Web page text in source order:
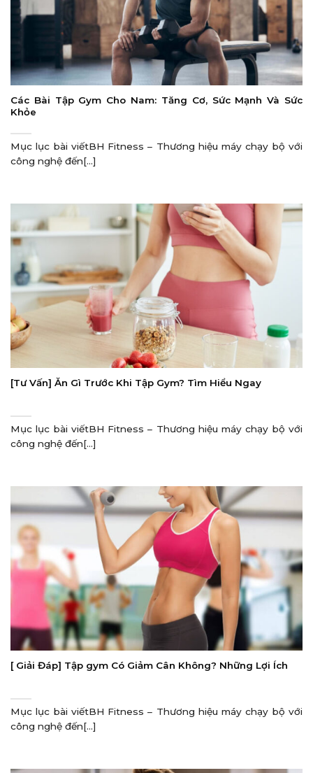
Các Bài Tập Gym Cho Nam: Tăng Cơ, Sức Mạnh Và Sức
Khỏe
Mục lục bài viếtBH Fitness – Thương hiệu máy chạy bộ với
công nghệ đến[...]
[Tư Vấn] Ăn Gì Trước Khi Tập Gym? Tìm Hiểu Ngay
Mục lục bài viếtBH Fitness – Thương hiệu máy chạy bộ với
công nghệ đến[...]
[ Giải Đáp] Tập gym Có Giảm Cân Không? Những Lợi Ích
Mục lục bài viếtBH Fitness – Thương hiệu máy chạy bộ với
công nghệ đến[...]